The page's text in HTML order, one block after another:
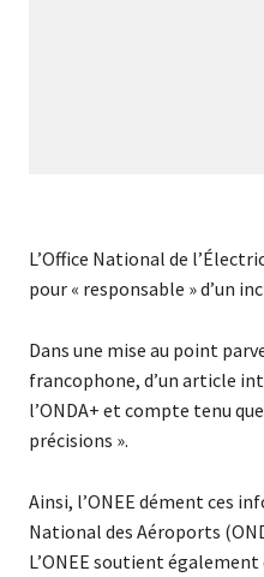
L’Office National de
pour « responsable » d’un
Dans une mise au point
francophone, d’un article
l’ONDA+ et compte tenu
précisions ».
Ainsi, l’ONEE dément ces
National des Aéroports
L’ONEE soutient